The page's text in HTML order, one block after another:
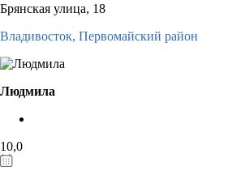
Брянская улица, 18
Владивосток, Первомайский район
Людмила
10,0